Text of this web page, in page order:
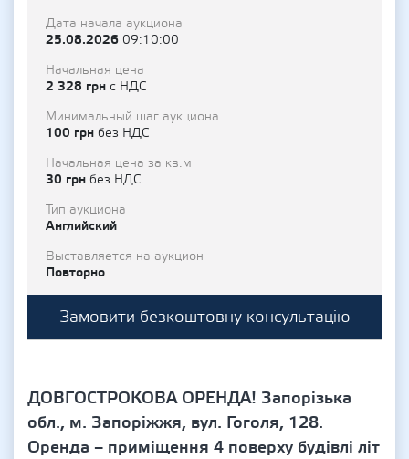
Дата начала аукциона
25.08.2026 09:10:00
Начальная цена
2 328 грн с НДС
Минимальный шаг аукциона
100 грн без НДС
Начальная цена за кв.м
30 грн без НДС
Тип аукциона
Английский
Выставляется на аукцион
Повторно
Замовити безкоштовну консультацію
ДОВГОСТРОКОВА ОРЕНДА! Запорізька
обл., м. Запоріжжя, вул. Гоголя, 128.
Оренда – приміщення 4 поверху будівлі літ